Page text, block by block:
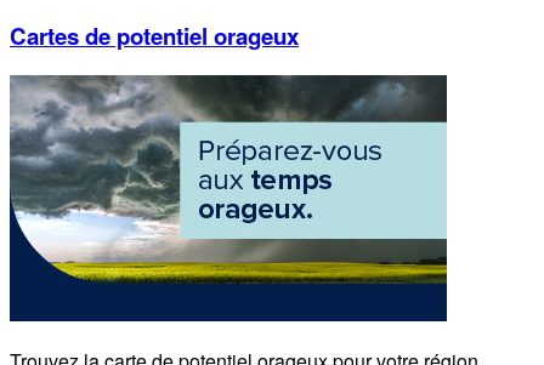
Cartes de potentiel orageux